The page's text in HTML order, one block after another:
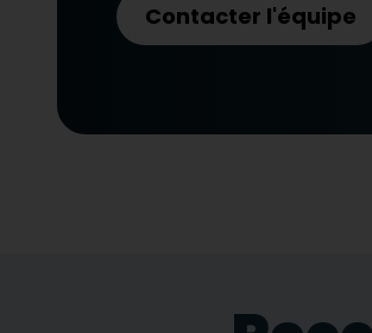
Contacter l'équipe